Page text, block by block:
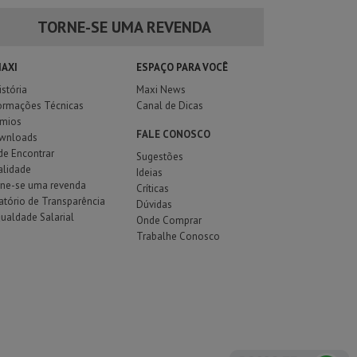
TORNE-SE UMA REVENDA
Técnicas
Encontrar
se uma revenda
de Transparência
Salarial
ESPAÇO PARA VOCÊ
Maxi News
Canal de Dicas
FALE CONOSCO
Sugestões
Ideias
Críticas
Dúvidas
Onde Comprar
Trabalhe Conosco